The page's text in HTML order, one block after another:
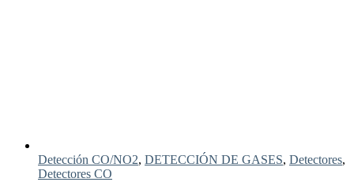
Detección CO/NO2, DETECCIÓN DE GASES, Detectores,
Detectores CO